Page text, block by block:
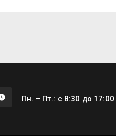
Пн. – Пт.: с 8:30 до 17:00